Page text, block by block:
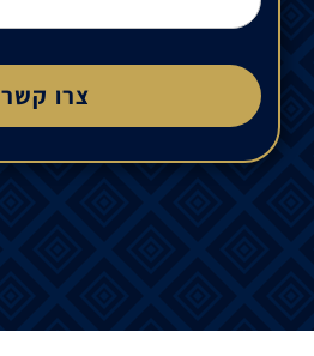
צרו קשר